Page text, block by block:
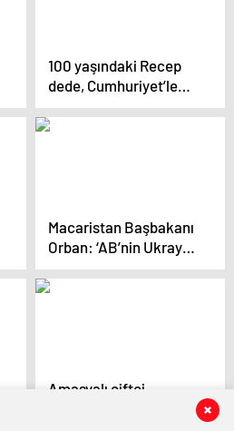
100 yaşındaki Recep
dede, Cumhuriyet’le
aynı yaşta olmanın
mutluluğunu yaşıyor
Macaristan Başbakanı
Orban: ‘AB’nin Ukrayna
stratejisi başarısız
oldu’
Amasyalı çiftçi